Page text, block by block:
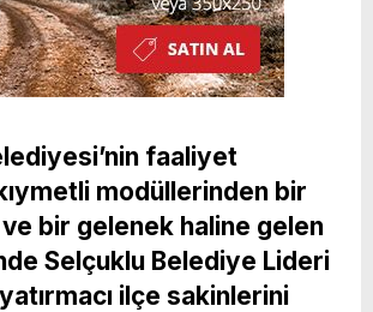
faaliyet
modüllerinden bir
bir gelenek haline gelen
Selçuklu Belediye Lideri
ilçe sakinlerini